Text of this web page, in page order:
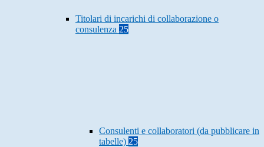
Titolari di incarichi di collaborazione o
consulenza 25
Consulenti e collaboratori (da pubblicare in
tabelle) 25